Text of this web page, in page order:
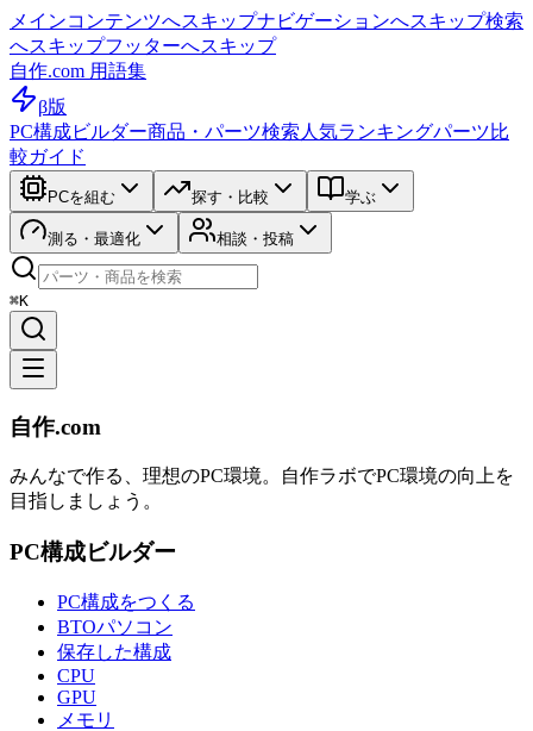
メインコンテンツへスキップナビゲーションへスキップ検索
へスキップフッターへスキップ
自作.com 用語集
β版
PC構成ビルダー商品・パーツ検索 人気ランキングパーツ比
較ガイド
PCを組む 探す・比較 学ぶ
測る・最適化 相談・投稿
⌘K
自作.com
みんなで作る、理想のPC環境。 自作ラボでPC環境の向上を
目指しましょう。
PC構成ビルダー
PC構成をつくる
BTOパソコン
保存した構成
CPU
GPU
メモリ